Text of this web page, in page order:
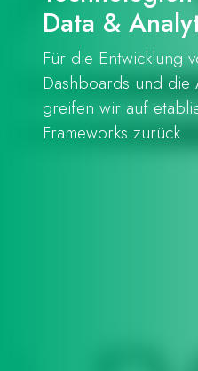
Data &
Für die Entwicklung
Dashboards und die
greifen wir auf
Frameworks zurück.